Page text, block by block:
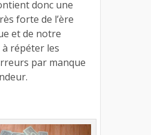
donc une
forte de l’ère
et de notre
répéter les
par manque